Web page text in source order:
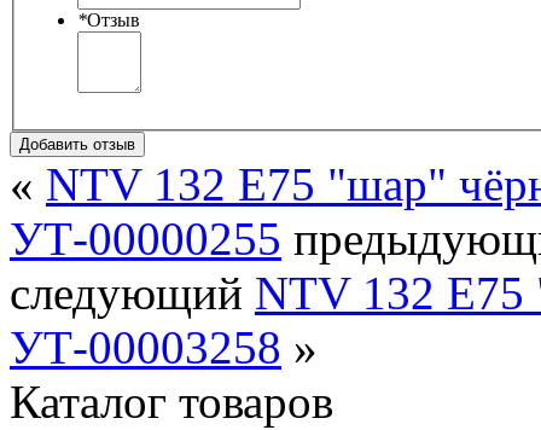
*Отзыв
Добавить отзыв
« NTV 132 E75 "шар"
УТ-00000255
следующий NTV 132 E75
УТ-00003258 »
Каталог товаров